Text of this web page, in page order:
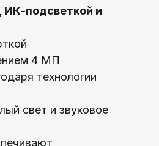
подсветкой и
4 МП
технологии
свет и звуковое